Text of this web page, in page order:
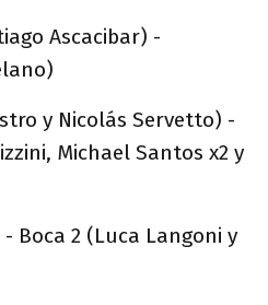
Ascacibar) -
y Nicolás Servetto) -
Michael Santos x2 y
Boca 2 (Luca Langoni y